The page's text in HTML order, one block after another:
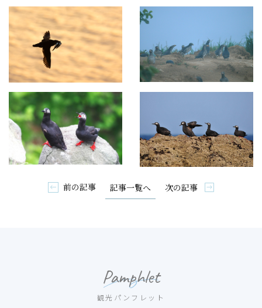
前の記事 記事一覧へ 次の記事
Pamphlet
観光パンフレット